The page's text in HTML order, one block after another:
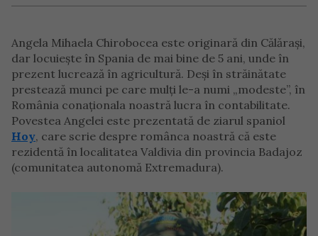
Angela Mihaela Chirobocea este originară din Călărași,
dar locuiește în Spania de mai bine de 5 ani, unde în
prezent lucrează în agricultură. Deși în străinătate
prestează munci pe care mulți le-a numi „modeste”, în
România conaționala noastră lucra în contabilitate.
Povestea Angelei este prezentată de ziarul spaniol
Hoy, care scrie despre românca noastră că este
rezidentă în localitatea Valdivia din provincia Badajoz
(comunitatea autonomă Extremadura).